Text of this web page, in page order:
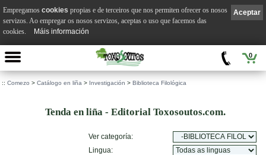
0
:: Comezo > Catálogo en liña > Investigación > Biblioteca Filológica
Tenda en liña - Editorial Toxosoutos.com.
Ver categoría:
Lingua:
Aceptar
Empregamos cookies propias e de terceiros que nos permiten ofrecer os nosos
servizos. Ao empregar os nosos servizos, aceptas o uso que facemos das
cookies.
Máis información